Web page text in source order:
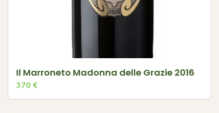
Il Marroneto Madonna delle Grazie 2016
370 €